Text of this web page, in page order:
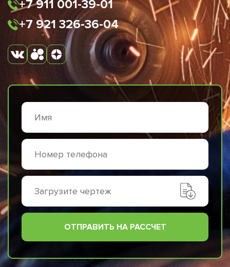
+7 911 001-39-01
+7 921 326-36-04
Загрузите чертеж
ОТПРАВИТЬ НА РАССЧЕТ